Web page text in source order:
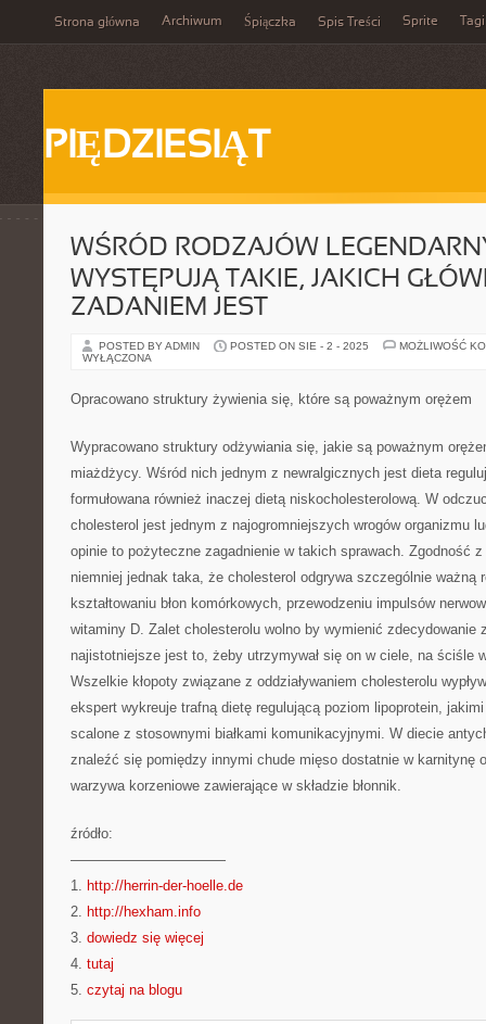
Strona główna Archiwum Śpiączka Spis Treści Sprite Tagi
PIĘDZIESIĄT
WŚRÓD RODZAJÓW
WYSTĘPUJĄ TAKIE, JAKICH
ZADANIEM JEST
POSTED BY ADMIN POSTED ON SIE - 2 - 2025
MOŻLIWOŚĆ
WYŁĄCZONA
Opracowano struktury żywienia się, które są poważnym orężem
Wypracowano struktury odżywiania się, jakie są poważnym
miażdżycy. Wśród nich jednym z newralgicznych jest dieta
formułowana również inaczej dietą niskocholesterolową. W
cholesterol jest jednym z najogromniejszych wrogów organizmu
opinie to pożyteczne zagadnienie w takich sprawach. Zgodność
niemniej jednak taka, że cholesterol odgrywa szczególnie ważną
kształtowaniu błon komórkowych, przewodzeniu impulsów
witaminy D. Zalet cholesterolu wolno by wymienić zdecydowanie
najistotniejsze jest to, żeby utrzymywał się on w ciele, na ściśle
Wszelkie kłopoty związane z oddziaływaniem cholesterolu
ekspert wykreuje trafną dietę regulującą poziom lipoprotein,
scalone z stosownymi białkami komunikacyjnymi. W diecie
znaleźć się pomiędzy innymi chude mięso dostatnie w karnitynę
warzywa korzeniowe zawierające w składzie błonnik.
źródło:
———————————
1. http://herrin-der-hoelle.de
2. http://hexham.info
3. dowiedz się więcej
4. tutaj
5. czytaj na blogu